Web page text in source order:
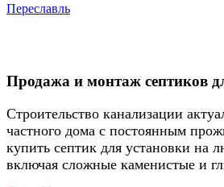
Переславль
Продажа и монтаж септиков
Строительство канализации
частного дома с постоянным
купить септик для установки на
включая сложные каменистые и